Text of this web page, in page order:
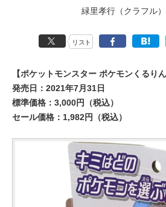
緑里孝行（クラフル）
リスト
【ポケットモンスター ポケモンくるり
発売日：2021年7月31日
標準価格：3,000円（税込）
セール価格：1,982円（税込）